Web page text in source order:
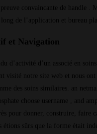
convaincante de handle .
de l’application et bureau
et Navigation
d’activité d’un associé en
visité notre site web et nous
des soins similaires. an
choose username , and
pour donner, construire, faire
sûrs que la forme était